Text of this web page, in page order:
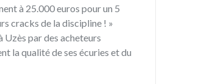
à 25.000 euros pour un 5
cracks de la discipline ! »
Uzès par des acheteurs
la qualité de ses écuries et du